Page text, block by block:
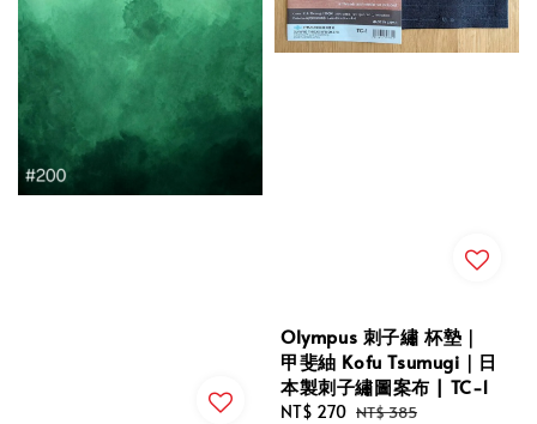
Olympus 刺子繡 杯墊｜
甲斐紬 Kofu Tsumugi｜日
本製刺子繡圖案布 | TC-1
Sale
NT$ 270 Regular
NT$ 385